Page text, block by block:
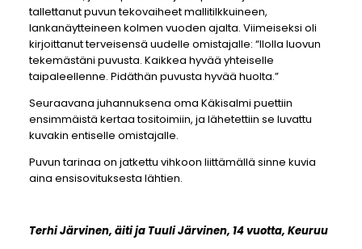
tallettanut puvun tekovaiheet mallitilkkuineen,
lankanäytteineen kolmen vuoden ajalta. Viimeiseksi oli
kirjoittanut terveisensä uudelle omistajalle: “Ilolla luovun
tekemästäni puvusta. Kaikkea hyvää yhteiselle
taipaleellenne. Pidäthän puvusta hyvää huolta.”
Seuraavana juhannuksena oma Käkisalmi puettiin
ensimmäistä kertaa tositoimiin, ja lähetettiin se luvattu
kuvakin entiselle omistajalle.
Puvun tarinaa on jatkettu vihkoon liittämällä sinne kuvia
aina ensisovituksesta lähtien.
Terhi Järvinen, äiti ja Tuuli Järvinen, 14 vuotta, Keuruu